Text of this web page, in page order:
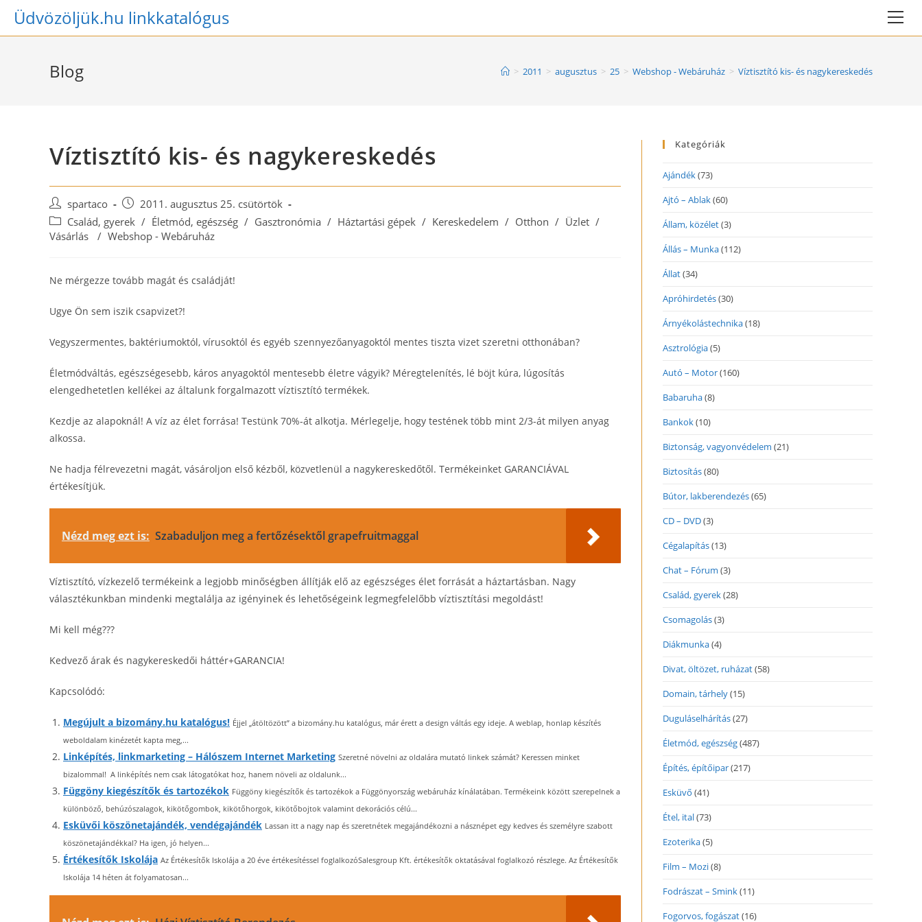
SkipÜdvözöljük.hu linkkatalógus
Blog > 2011 > augusztus > 25 > Webshop - Webáruház > Víztisztító kis- és nagykereskedés
Víztisztító kis- és nagykereskedés
Post
author:
spartaco
Post
published:
2011. augusztus 25. csütörtök
Post
category:
Család, gyerek / Életmód, egészség / Gasztronómia / Háztartási gépek / Kereskedelem / Otthon / Üzlet /
Vásárlás
/ Webshop - Webáruház
Ne mérgezze tovább magát és családját!
Ugye Ön sem iszik csapvizet?!
Vegyszermentes, baktériumoktól, vírusoktól és egyéb szennyezőanyagoktól mentes tiszta vizet szeretni otthonában?
Életmódváltás, egészségesebb, káros anyagoktól mentesebb életre vágyik? Méregtelenítés, lé böjt kúra, lúgosítás
elengedhetetlen kellékei az általunk forgalmazott víztisztító termékek.
Kezdje az alapoknál! A víz az élet forrása! Testünk 70%-át alkotja. Mérlegelje, hogy testének több mint 2/3-át milyen anyag
alkossa.
Ne hadja félrevezetni magát, vásároljon első kézből, közvetlenül a nagykereskedőtől. Termékeinket GARANCIÁVAL
értékesítjük.
Nézd meg ezt is: Szabaduljon meg a fertőzésektől grapefruitmaggal
Víztisztító, vízkezelő termékeink a legjobb minőségben állítják elő az egészséges élet forrását a háztartásban. Nagy
választékunkban mindenki megtalálja az igényinek és lehetőségeink legmegfelelőbb víztisztítási megoldást!
Mi kell még???
Kedvező árak és nagykereskedői háttér+GARANCIA!
Kapcsolódó:
Megújult a bizomány.hu katalógus! Éjjel „átöltözött” a bizomány.hu katalógus, már érett a design váltás egy ideje. A weblap, honlap készítés
weboldalam kinézetét kapta meg,...
Linképítés, linkmarketing – Hálószem Internet Marketing Szeretné növelni az oldalára mutató linkek számát? Keressen minket
bizalommal! A linképítés nem csak látogatókat hoz, hanem növeli az oldalunk...
Függöny kiegészítők és tartozékok Függöny kiegészítők és tartozékok a Függönyország webáruház kínálatában. Termékeink között szerepelnek a
különböző, behúzószalagok, kikötőgombok, kikötőhorgok, kikötőbojtok valamint dekorációs célú...
Esküvői köszönetajándék, vendégajándék Lassan itt a nagy nap és szeretnétek megajándékozni a násznépet egy kedves és személyre szabott
köszönetajándékkal? Ha igen, jó helyen...
Értékesítők Iskolája Az Értékesítők Iskolája a 20 éve értékesítéssel foglalkozóSalesgroup Kft. értékesítők oktatásával foglalkozó részlege. Az Értékesítők
Iskolája 14 héten át folyamatosan...
Kategóriák
Ajándék(73)
Ajtó – Ablak(60)
Állam, közélet(3)
Állás – Munka(112)
Állat(34)
Apróhirdetés(30)
Árnyékolástechnika(18)
Asztrológia(5)
Autó – Motor(160)
Babaruha(8)
Bankok(10)
Biztonság, vagyonvédelem (21)
Biztosítás(80)
Bútor, lakberendezés(65)
CD – DVD(3)
Cégalapítás(13)
Chat – Fórum (3)
Család, gyerek(28)
Csomagolás(3)
Diákmunka(4)
Divat, öltözet, ruházat(58)
Domain, tárhely(15)
Duguláselhárítás(27)
Életmód, egészség(487)
Építés, építőipar(217)
Esküvő (41)
Étel, ital(73)
Ezoterika(5)
Film – Mozi(8)
Fodrászat – Smink(11)
Fogorvos, fogászat(16)